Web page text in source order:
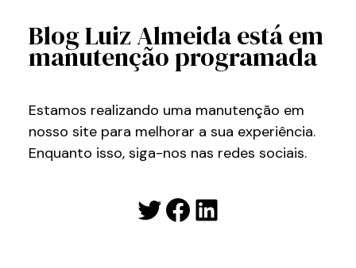
Blog Luiz Almeida está em
manutenção programada
Estamos realizando uma manutenção em
nosso site para melhorar a sua experiência.
Enquanto isso, siga-nos nas redes sociais.
Twitter
Facebook
LinkedIn